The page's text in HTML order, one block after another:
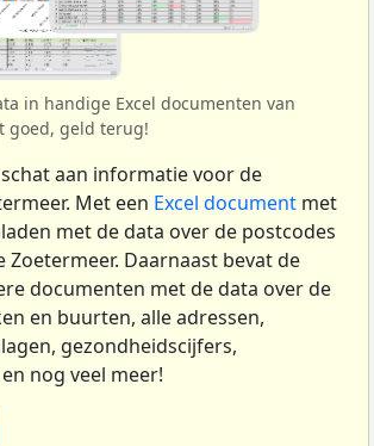
in handige Excel documenten van
goed, geld terug!
aan informatie voor de
Met een Excel document met
met de data over de postcodes
Zoetermeer. Daarnaast bevat de
documenten met de data over de
en buurten, alle adressen,
gezondheidscijfers,
nog veel meer!